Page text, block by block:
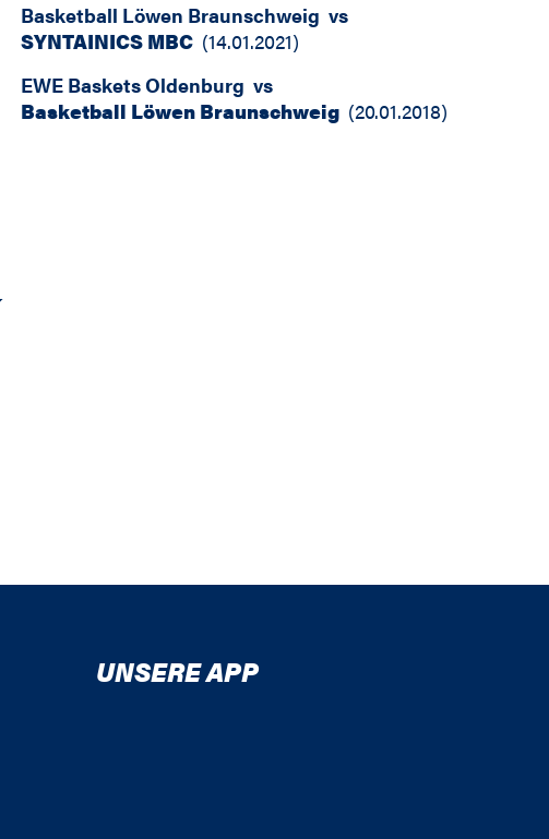
Basketball Löwen Braunschweig vs
SYNTAINICS MBC (14.01.2021)
EWE Baskets Oldenburg vs
Basketball Löwen Braunschweig (20.01.2018)
UNSERE APP